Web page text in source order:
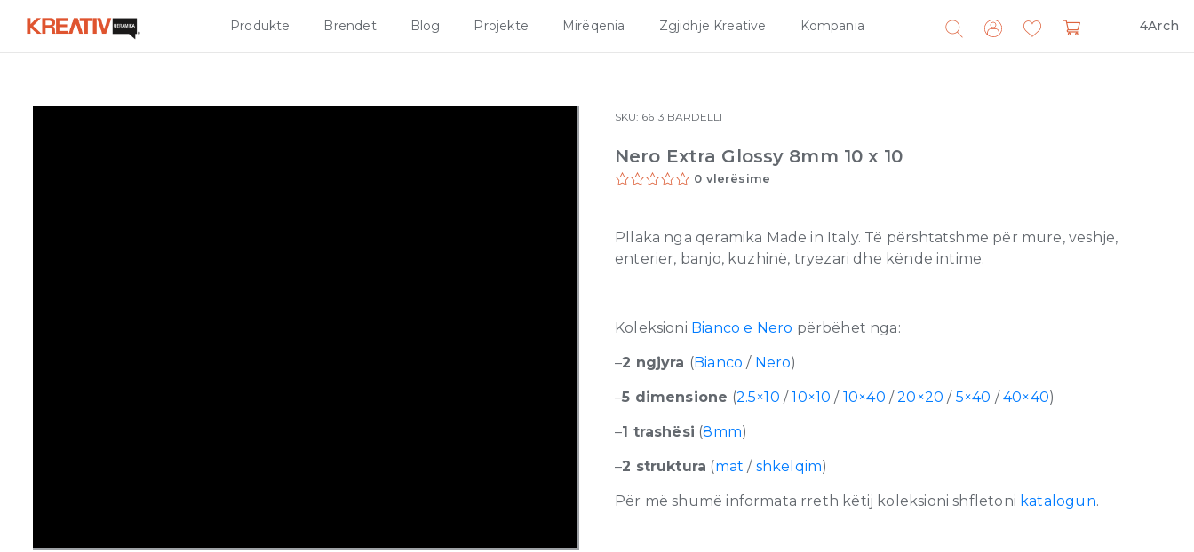
Produkte Brendet Blog Projekte Mirëqenia Zgjidhje Kreative Kompania 4Arch
Search
for:
SKU: 6613 BARDELLI
Nero Extra Glossy 8mm 10 x 10
0 vlerësime
Pllaka nga qeramika Made in Italy. Të përshtatshme për mure, veshje,
enterier, banjo, kuzhinë, tryezari dhe kënde intime.
Koleksioni Bianco e Nero përbëhet nga:
–2 ngjyra (Bianco / Nero)
–5 dimensione (2.5×10 /10×10 / 10×40 /20×20 / 5×40 /40×40)
–1 trashësi (8mm)
–2 struktura (mat / shkëlqim)
Për më shumë informata rreth këtij koleksioni shfletoni katalogun.